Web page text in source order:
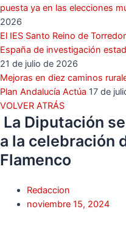
puesta ya en las elecciones
2026
El IES Santo Reino de
España de investigación
21 de julio de 2026
Mejoras en diez caminos
Plan Andalucía Actúa 17 de
VOLVER ATRÁS
La Diputación
a la celebración
Flamenco
Redaccion
noviembre 15, 2024